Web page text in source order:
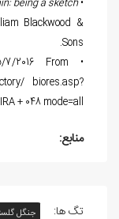
• Kennion, R. L. (1911).
being a sketch
Blackwood &
Sons.
7/2016 From
biores.asp?
+ 048 mode=all
منابع:
تگ ها: جنگل